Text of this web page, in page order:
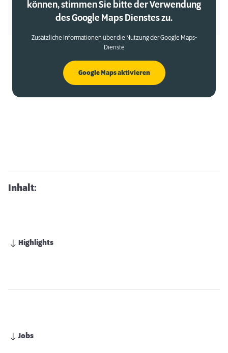
können, stimmen Sie bitte der Verwendung
des Google Maps Dienstes zu.
Zusätzliche Informationen über die Nutzung der Google Maps-
Dienste
Google Maps aktivieren
Inhalt:
Highlights
Jobs